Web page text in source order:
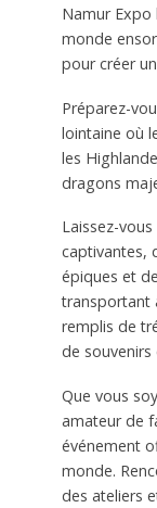
Namur Expo
monde
pour créer
Préparez-
lointaine où
les
dragons
Laissez-
captivantes,
épiques et
transportant
remplis de
de souvenirs
Que vous
amateur de
événement
monde.
des ateliers